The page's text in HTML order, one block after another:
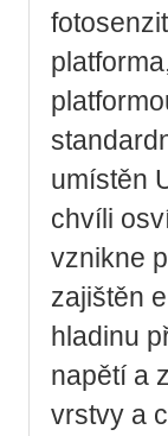
umístěn
chvíli
vznikne
zajištěn
hladinu
napětí a
vrstvy a